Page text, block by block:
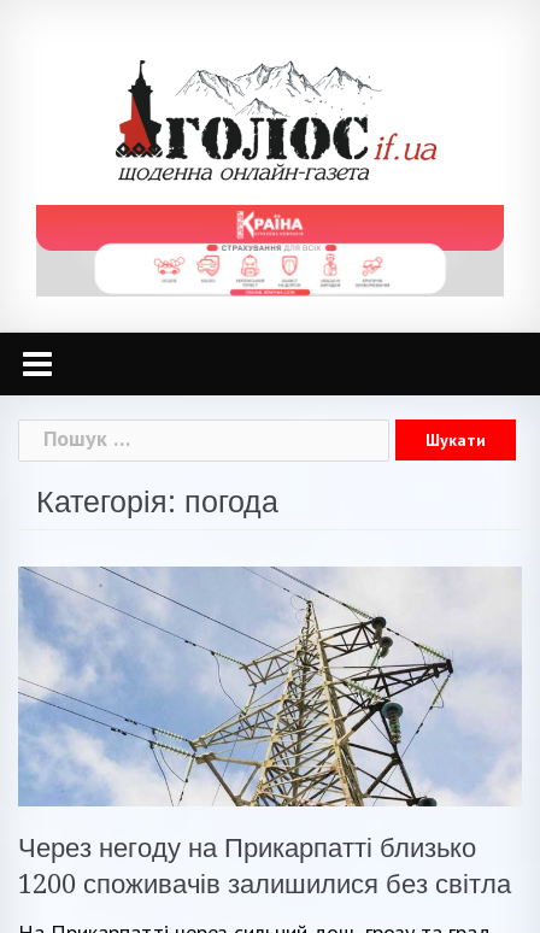
Пошук:
Категорія: погода
Через негоду на Прикарпатті близько
1200 споживачів залишилися без світла